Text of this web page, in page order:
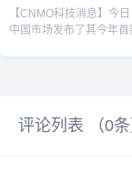
【CNMO科技消息】今
中国市场发布了其今年首
REDMI K Pad（型号为
评论列表 （0条